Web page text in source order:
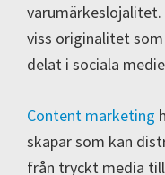
varumärkeslojalitet.
viss originalitet
delat i sociala
Content marketing
skapar som kan
från tryckt media